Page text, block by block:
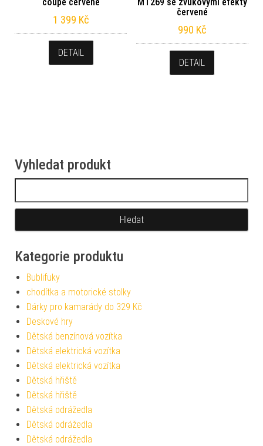
coupe červené
1 399 Kč
DETAIL
MT269 se zvukovými efekty
červené
990 Kč
DETAIL
Vyhledat produkt
Kategorie produktu
Bublifuky
chodítka a motorické stolky
Dárky pro kamarády do 329 Kč
Deskové hry
Dětská benzínová vozítka
Dětská elektrická vozítka
Dětská elektrická vozítka
Dětská hřiště
Dětská hřiště
Dětská odrážedla
Dětská odrážedla
Dětská odrážedla